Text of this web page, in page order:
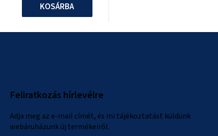
KOSÁRBA
Feliratkozás hírlevélre
Adja meg az e-mail címét, és mi tájékoztatást küldünk
webáruházunk új termékeiről.